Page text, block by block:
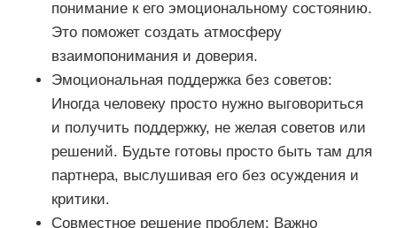
понимание к его эмоциональному состоянию.
Это поможет создать атмосферу
взаимопонимания и доверия.
Эмоциональная поддержка без советов:
Иногда человеку просто нужно выговориться
и получить поддержку, не желая советов или
решений. Будьте готовы просто быть там для
партнера, выслушивая его без осуждения и
критики.
Совместное решение проблем: Важно